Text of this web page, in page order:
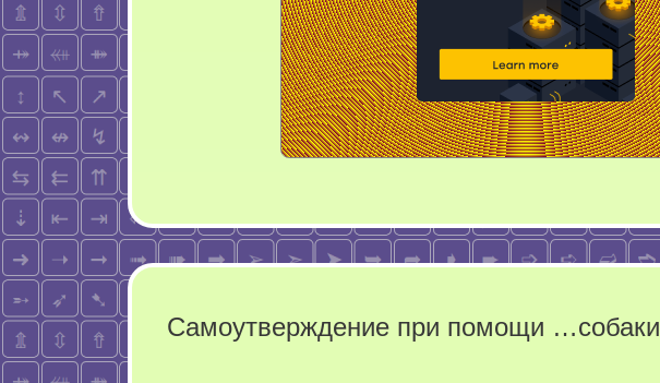
Самоутверждение при помощи …собаки